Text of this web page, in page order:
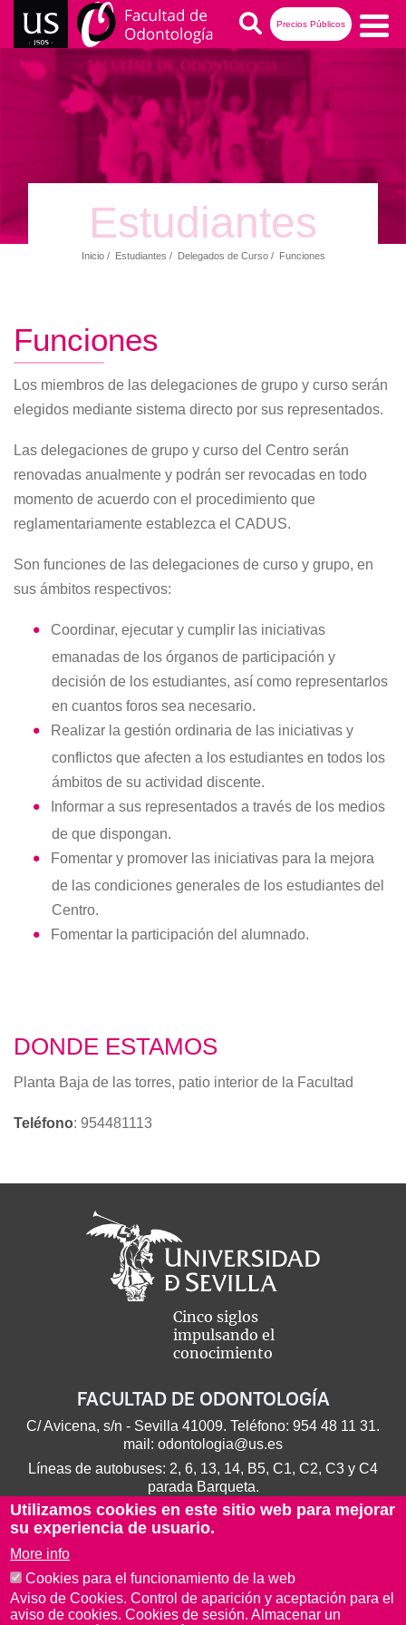
Pasar
contenido
Precios Públicos
Buscar
Navegación
principal
Estudiantes
Inicio Estudiantes Delegados de Curso Funciones
Funciones
Los miembros de las delegaciones de grupo y curso serán
elegidos mediante sistema directo por sus representados.
Las delegaciones de grupo y curso del Centro serán
renovadas anualmente y podrán ser revocadas en todo
momento de acuerdo con el procedimiento que
reglamentariamente establezca el CADUS.
Son funciones de las delegaciones de curso y grupo, en
sus ámbitos respectivos:
Coordinar, ejecutar y cumplir las iniciativas
emanadas de los órganos de participación y
decisión de los estudiantes, así como representarlos
en cuantos foros sea necesario.
Realizar la gestión ordinaria de las iniciativas y
conflictos que afecten a los estudiantes en todos los
ámbitos de su actividad discente.
Informar a sus representados a través de los medios
de que dispongan.
Fomentar y promover las iniciativas para la mejora
de las condiciones generales de los estudiantes del
Centro.
Fomentar la participación del alumnado.
DONDE ESTAMOS
Planta Baja de las torres, patio interior de la Facultad
Teléfono: 954481113
Cinco siglos
impulsando el
conocimiento
FACULTAD DE ODONTOLOGÍA
C/ Avicena, s/n - Sevilla 41009. Teléfono: 954 48 11 31.
mail: odontologia@us.es
Líneas de autobuses: 2, 6, 13, 14, B5, C1, C2, C3 y C4
parada Barqueta.
Utilizamos cookies en este sitio web para mejorar
su experiencia de usuario.
More info
Cookies para el funcionamiento de la web
Aviso de Cookies. Control de aparición y aceptación para el
aviso de cookies. Cookies de sesión. Almacenar un